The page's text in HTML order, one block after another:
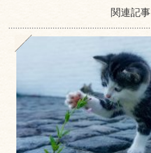
関連記事